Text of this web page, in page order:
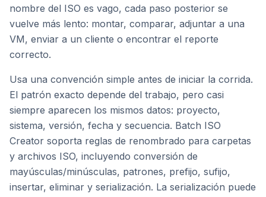
nombre del ISO es vago, cada paso posterior se
vuelve más lento: montar, comparar, adjuntar a una
VM, enviar a un cliente o encontrar el reporte
correcto.
Usa una convención simple antes de iniciar la corrida.
El patrón exacto depende del trabajo, pero casi
siempre aparecen los mismos datos: proyecto,
sistema, versión, fecha y secuencia. Batch ISO
Creator soporta reglas de renombrado para carpetas
y archivos ISO, incluyendo conversión de
mayúsculas/minúsculas, patrones, prefijo, sufijo,
insertar, eliminar y serialización. La serialización puede